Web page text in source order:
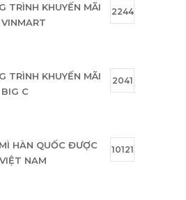
TRÌNH KHUYẾN MÃI
2244
TRÌNH KHUYẾN MÃI
C
2041
HÀN QUỐC ĐƯỢC
NAM
10121